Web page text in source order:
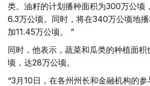
类。油籽的计划播种面积为300万公顷
6.3万公顷。同时，将在340万公顷地
加11.45万公顷。 ”
同时，他表示，蔬菜和瓜类的种植面积
顷，达28万公顷。
“3月10日，在各州州长和金融机构的